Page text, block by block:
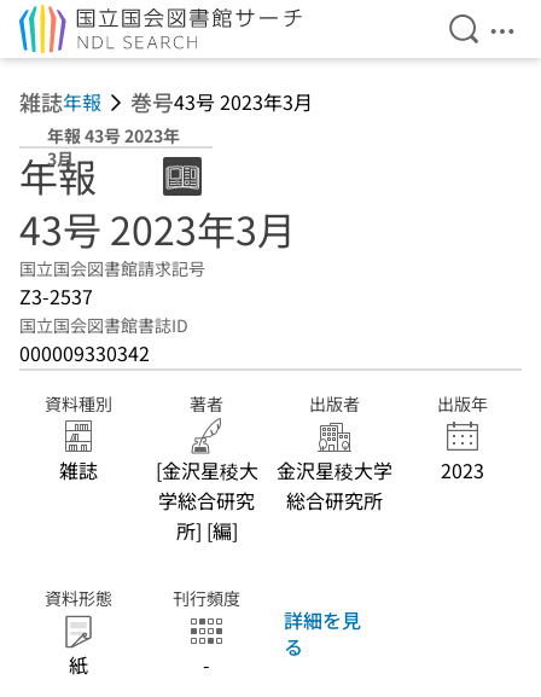
検索を
メ
雑誌年報 巻号43号 2023年3月
年報 43号 2023年
3月
年報
43号 2023年3月
国立国会図書館請求記号
Z3-2537
国立国会図書館書誌ID
000009330342
資料種別
雑誌
著者
[金沢星稜大
学総合研究
所] [編]
出版者
金沢星稜大学
総合研究所
出版年
2023
資料形態
紙
刊行頻度
-
詳細を見
る